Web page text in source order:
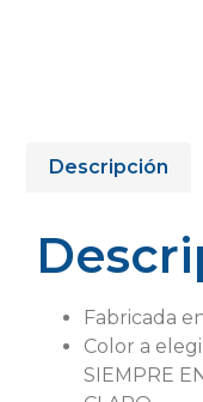
Descripción
Fabricada
Color a
SIEMPRE